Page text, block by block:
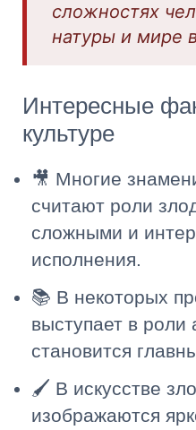
сложностях
натуры и мире
Интересные
культуре
🎥 Многие
считают роли
сложными и
исполнения.
📚 В некоторых
выступает в роли
становится
🖌️ В искусстве
изображаются